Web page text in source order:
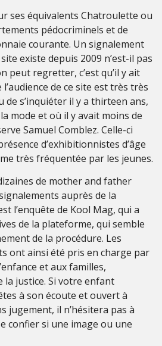
ses équivalents Chatroulette ou
pédocriminels et de
courante. Un signalement
existe depuis 2009 n’est-il pas
peut regretter, c’est qu’il y ait
de ce site est très très
de s’inquiéter il y a thirteen ans,
mode et où il y avait moins de
Samuel Comblez. Celle-ci
d’exhibitionnistes d’âge
très fréquentée par les jeunes.
de mother and father
auprès de la
l’enquête de Kool Mag, qui a
de la plateforme, qui semble
de la procédure. Les
ont ainsi été pris en charge par
et aux familles,
la justice. Si votre enfant
à son écoute et ouvert à
jugement, il n’hésitera pas à
confier si une image ou une